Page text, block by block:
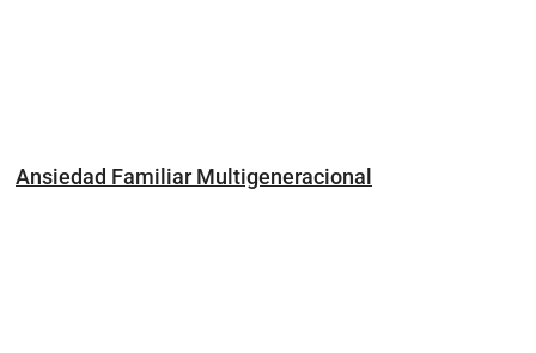
Ansiedad Familiar Multigeneracional